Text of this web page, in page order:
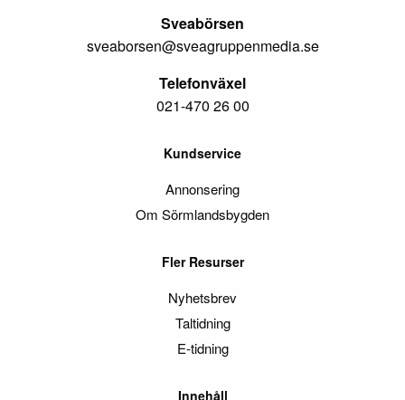
Sveabörsen
sveaborsen@sveagruppenmedia.se
Telefonväxel
021-470 26 00
Kundservice
Annonsering
Om Sörmlandsbygden
Fler Resurser
Nyhetsbrev
Taltidning
E-tidning
Innehåll